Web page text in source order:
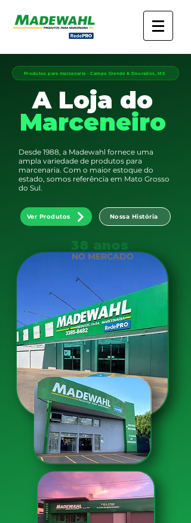
Produtos para marcenaria - Campo Grande & Dourados, MS
A Loja do
Marceneiro
Desde 1988, a Madewahl fornece uma
ampla variedade de produtos para
marcenaria. Com o maior estoque do
estado, somos referência em Mato Grosso
do Sul.
Ver Produtos Nossa História
NO MERCADO
38 anos